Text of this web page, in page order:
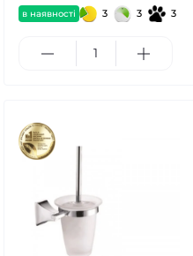
в наявності 3 3 3